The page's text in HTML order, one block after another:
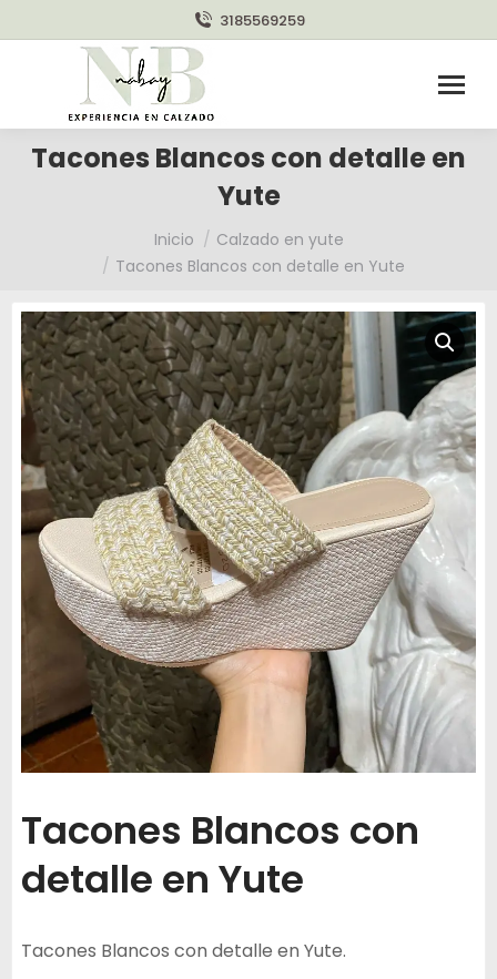
3185569259
Tacones Blancos con detalle en
Yute
Inicio
Calzado en yute
Tacones Blancos con detalle en Yute
Tacones Blancos con
detalle en Yute
Tacones Blancos con detalle en Yute.